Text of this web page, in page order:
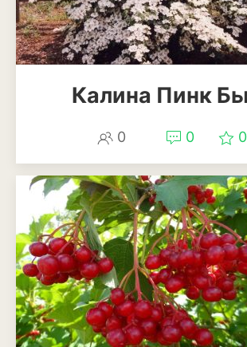
Сельдерей
Томат
Шпинат
Плодовые деревья и
кустарники
Абрикосы
Айва
Актинидия
Калина Пинк
0 0